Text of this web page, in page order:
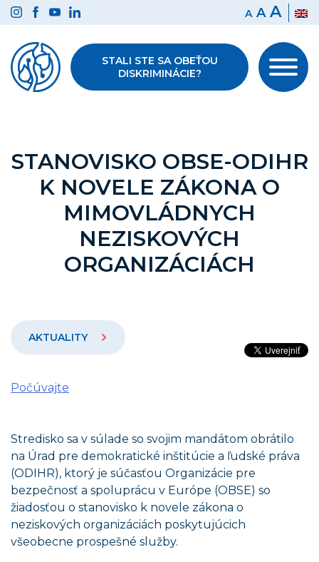
Preskočiť
na
obsah
A A A
STALI STE SA OBEŤOU
DISKRIMINÁCIE?
STANOVISKO OBSE-ODIHR
K NOVELE ZÁKONA O
MIMOVLÁDNYCH
NEZISKOVÝCH
ORGANIZÁCIÁCH
AKTUALITY
Počúvajte
Stredisko sa v súlade so svojim mandátom obrátilo
na Úrad pre demokratické inštitúcie a ľudské práva
(ODIHR), ktorý je súčasťou Organizácie pre
bezpečnosť a spoluprácu v Európe (OBSE) so
žiadosťou o stanovisko k novele zákona o
neziskových organizáciách poskytujúcich
všeobecne prospešné služby.